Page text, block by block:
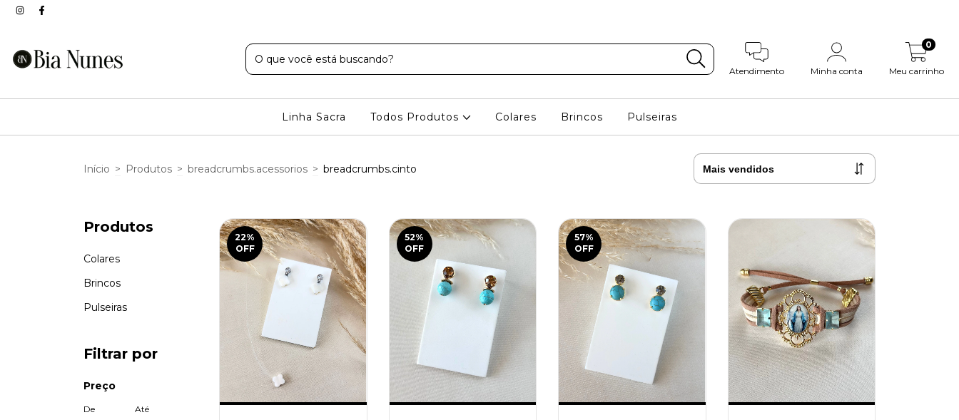
Atendimento Minha conta Meu carrinho
0
Linha Sacra Todos Produtos Colares Brincos Pulseiras
Início > Produtos > breadcrumbs.acessorios > breadcrumbs.cinto
Produtos
Colares
Brincos
Pulseiras
Filtrar por
Preço
De Até
22%
OFF
52%
OFF
57%
OFF